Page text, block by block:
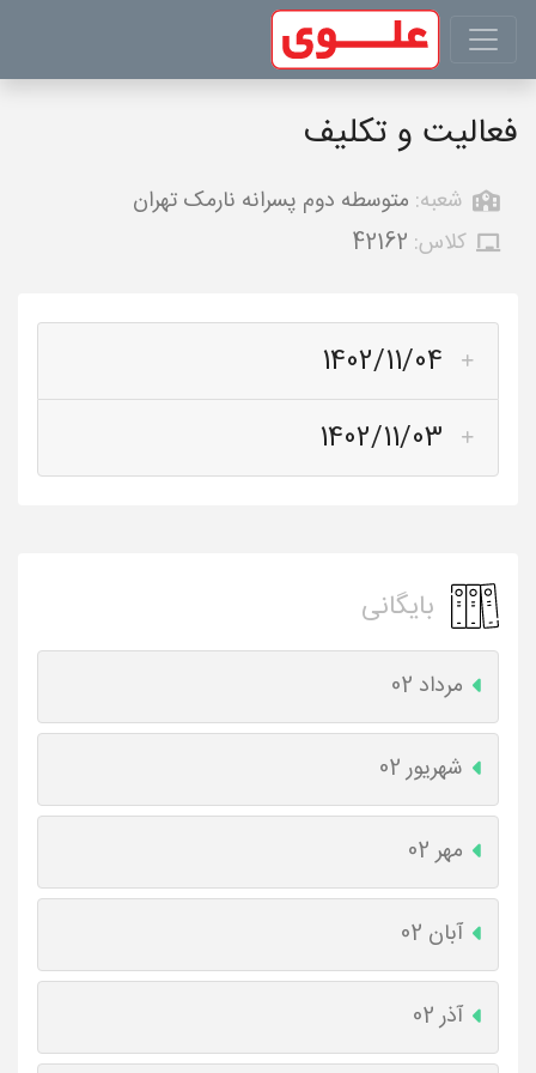
فعالیت و تکلیف
شعبه: متوسطه دوم پسرانه نارمک تهران
کلاس: 42162
1402/11/04
1402/11/03
بایگانی
مرداد 02
شهریور 02
مهر 02
آبان 02
آذر 02